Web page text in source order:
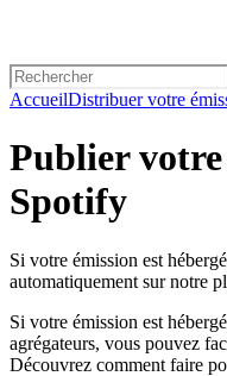
AccueilDistribuer votre
Publier
Spotify
Si votre émission est
automatiquement sur notre
Si votre émission est
agrégateurs, vous pouvez
Découvrez comment faire